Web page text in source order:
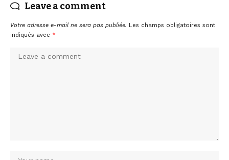
Leave a comment
Votre adresse e-mail ne sera pas publiée. Les champs obligatoires sont
indiqués avec *